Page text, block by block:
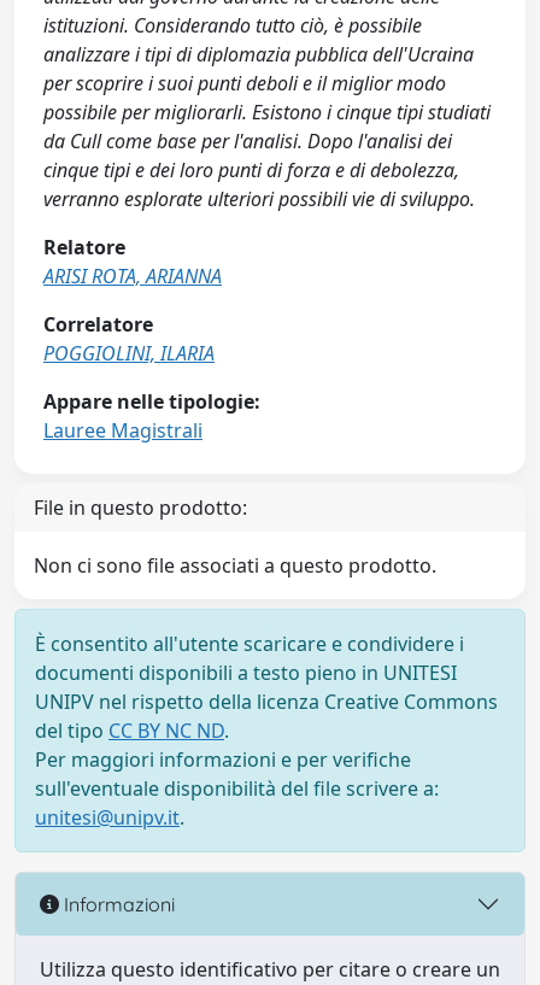
istituzioni. Considerando tutto ciò, è possibile
analizzare i tipi di diplomazia pubblica dell'Ucraina
per scoprire i suoi punti deboli e il miglior modo
possibile per migliorarli. Esistono i cinque tipi studiati
da Cull come base per l'analisi. Dopo l'analisi dei
cinque tipi e dei loro punti di forza e di debolezza,
verranno esplorate ulteriori possibili vie di sviluppo.
Relatore
ARISI ROTA, ARIANNA
Correlatore
POGGIOLINI, ILARIA
Appare nelle tipologie:
Lauree Magistrali
File in questo prodotto:
Non ci sono file associati a questo prodotto.
È consentito all'utente scaricare e condividere i
documenti disponibili a testo pieno in UNITESI
UNIPV nel rispetto della licenza Creative Commons
del tipo CC BY NC ND.
Per maggiori informazioni e per verifiche
sull'eventuale disponibilità del file scrivere a:
unitesi@unipv.it.
Informazioni
Utilizza questo identificativo per citare o creare un